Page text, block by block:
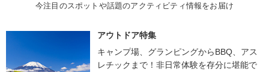
今注目のスポットや話題のアクティビティ情報をお届け
アウトドア特集
キャンプ場、グランピングからBBQ、アス
レチックまで！非日常体験を存分に堪能で